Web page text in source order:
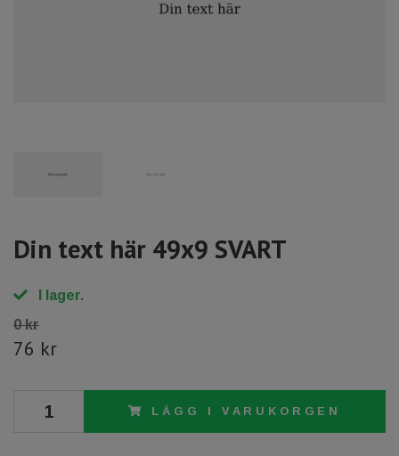
Din text här 49x9 SVART
I lager.
0 kr
76 kr
LÄGG I VARUKORGEN